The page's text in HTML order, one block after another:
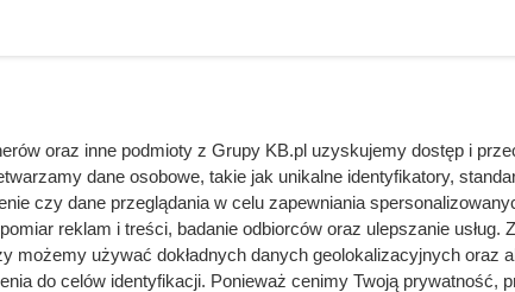
oraz inne podmioty z Grupy KB.pl uzyskujemy dostęp i
dane osobowe, takie jak unikalne identyfikatory,
czy dane przeglądania w celu zapewniania
reklam i treści, badanie odbiorców oraz ulepszanie usług.
możemy używać dokładnych danych geolokalizacyjnych oraz
do celów identyfikacji. Ponieważ cenimy Twoją prywatność,